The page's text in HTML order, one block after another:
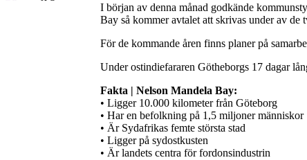
I början av denna månad godkände
Bay så kommer avtalet att skrivas under av de
För de kommande åren finns planer på
Under ostindiefararen Götheborgs 17 dagar
Fakta | Nelson Mandela Bay:
• Ligger 10.000 kilometer från Göteborg
• Har en befolkning på 1,5 miljoner människor
• Är Sydafrikas femte största stad
• Ligger på sydostkusten
• Är landets centra för fordonsindustrin